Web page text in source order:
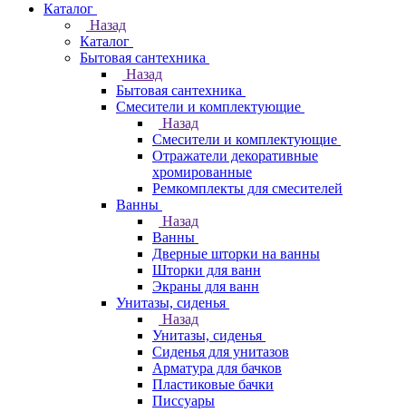
Каталог
Назад
Каталог
Бытовая сантехника
Назад
Бытовая сантехника
Смесители и комплектующие
Назад
Смесители и комплектующие
Отражатели декоративные
хромированные
Ремкомплекты для смесителей
Ванны
Назад
Ванны
Дверные шторки на ванны
Шторки для ванн
Экраны для ванн
Унитазы, сиденья
Назад
Унитазы, сиденья
Сиденья для унитазов
Арматура для бачков
Пластиковые бачки
Писсуары